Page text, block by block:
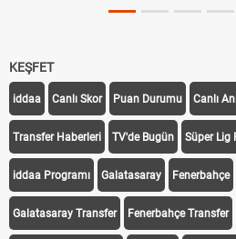
KEŞFET
iddaa Canlı Skor Puan Durumu Canlı
Transfer Haberleri TV'de Bugün Süper Lig
iddaa Programı Galatasaray Fenerbahçe
Galatasaray Transfer Fenerbahçe Transfer